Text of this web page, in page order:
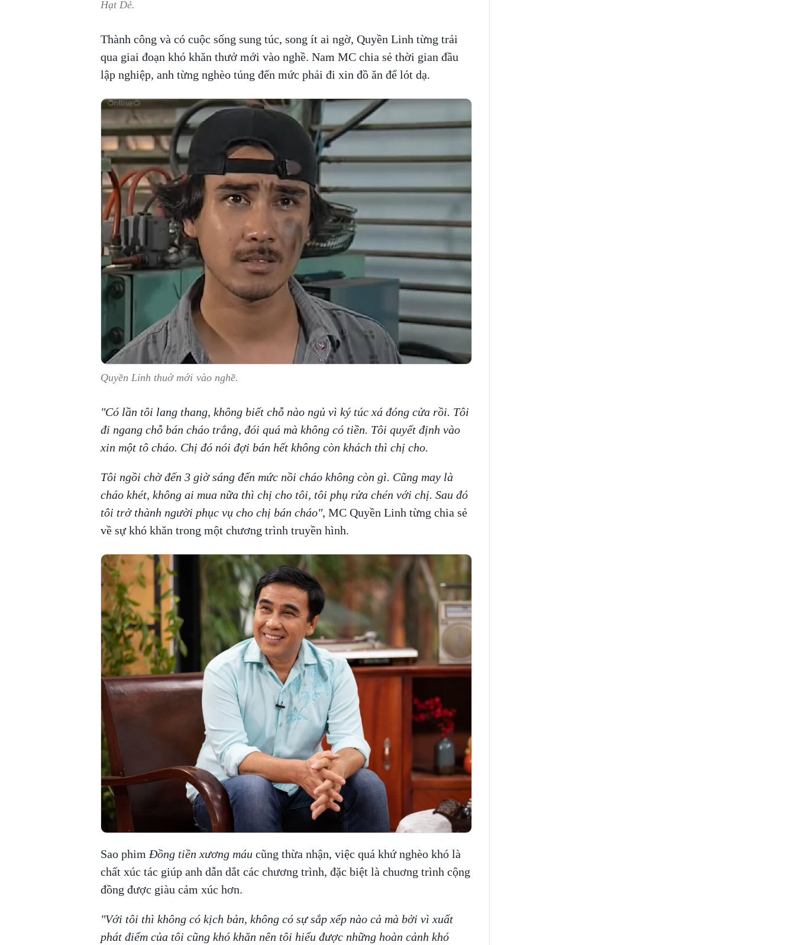
Hạt Dẻ.
Thành công và có cuộc sống sung túc, song ít ai ngờ, Quyền Linh từng trải
qua giai đoạn khó khăn thưở mới vào nghề. Nam MC chia sẻ thời gian đầu
lập nghiệp, anh từng nghèo túng đến mức phải đi xin đồ ăn để lót dạ.
Quyền Linh thuở mới vào nghề.
"Có lần tôi lang thang, không biết chỗ nào ngủ vì ký túc xá đóng cửa rồi. Tôi
đi ngang chỗ bán cháo trắng, đói quá mà không có tiền. Tôi quyết định vào
xin một tô cháo. Chị đó nói đợi bán hết không còn khách thì chị cho.
Tôi ngồi chờ đến 3 giờ sáng đến mức nồi cháo không còn gì. Cũng may là
cháo khét, không ai mua nữa thì chị cho tôi, tôi phụ rửa chén với chị. Sau đó
tôi trở thành người phục vụ cho chị bán cháo", MC Quyền Linh từng chia sẻ
về sự khó khăn trong một chương trình truyền hình.
Sao phim Đồng tiền xương máucũng thừa nhận, việc quá khứ nghèo khó là
chất xúc tác giúp anh dẫn dắt các chương trình, đặc biệt là chuơng trình cộng
đồng được giàu cảm xúc hơn.
"Với tôi thì không có kịch bản, không có sự sắp xếp nào cả mà bởi vì xuất
phát điểm của tôi cũng khó khăn nên tôi hiểu được những hoàn cảnh khó